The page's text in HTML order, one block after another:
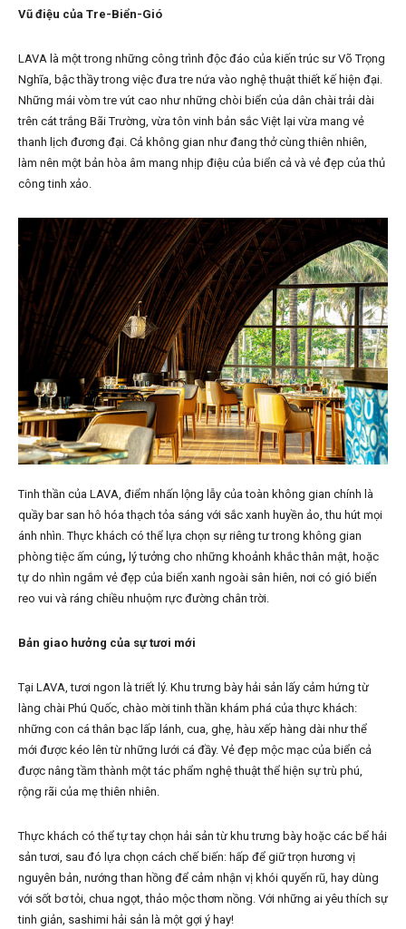
Vũ điệu của Tre-Biển-Gió
LAVA là một trong những công trình độc đáo của kiến trúc sư Võ Trọng
Nghĩa, bậc thầy trong việc đưa tre nứa vào nghệ thuật thiết kế hiện đại.
Những mái vòm tre vút cao như những chòi biển của dân chài trải dài
trên cát trắng Bãi Trường, vừa tôn vinh bản sắc Việt lại vừa mang vẻ
thanh lịch đương đại. Cả không gian như đang thở cùng thiên nhiên,
làm nên một bản hòa âm mang nhịp điệu của biển cả và vẻ đẹp của thủ
công tinh xảo.
Tinh thần của LAVA, điểm nhấn lộng lẫy của toàn không gian chính là
quầy bar san hô hóa thạch tỏa sáng với sắc xanh huyền ảo, thu hút mọi
ánh nhìn. Thực khách có thể lựa chọn sự riêng tư trong không gian
phòng tiệc ấm cúng, lý tưởng cho những khoảnh khắc thân mật, hoặc
tự do nhìn ngắm vẻ đẹp của biển xanh ngoài sân hiên, nơi có gió biển
reo vui và ráng chiều nhuộm rực đường chân trời.
Bản giao hưởng của sự tươi mới
Tại LAVA, tươi ngon là triết lý. Khu trưng bày hải sản lấy cảm hứng từ
làng chài Phú Quốc, chào mời tinh thần khám phá của thực khách:
những con cá thân bạc lấp lánh, cua, ghẹ, hàu xếp hàng dài như thể
mới được kéo lên từ những lưới cá đầy. Vẻ đẹp mộc mạc của biển cả
được nâng tầm thành một tác phẩm nghệ thuật thể hiện sự trù phú,
rộng rãi của mẹ thiên nhiên.
Thực khách có thể tự tay chọn hải sản từ khu trưng bày hoặc các bể hải
sản tươi, sau đó lựa chọn cách chế biến: hấp để giữ trọn hương vị
nguyên bản, nướng than hồng để cảm nhận vị khói quyến rũ, hay dùng
với sốt bơ tỏi, chua ngọt, thảo mộc thơm nồng. Với những ai yêu thích sự
tinh giản, sashimi hải sản là một gợi ý hay!